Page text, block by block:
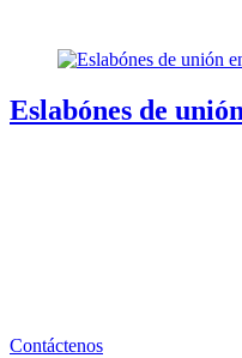
Eslabónes de
Contáctenos